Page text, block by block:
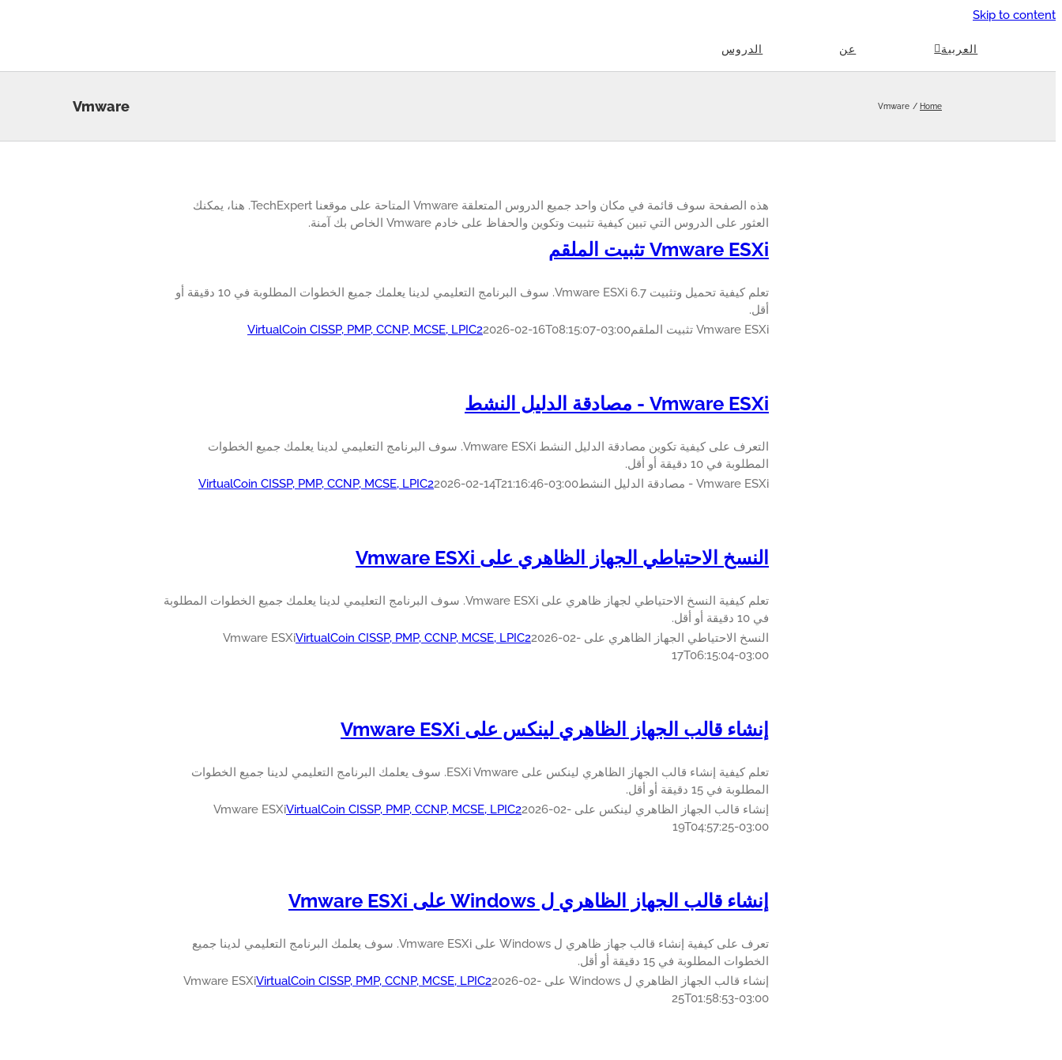
Skip to content
الدروس عن العربية
Vmware Home
Vmware
هذه الصفحة سوف قائمة في مكان واحد جميع الدروس المتعلقة Vmware المتاحة على موقعنا TechExpert. هنا، يمكنك
العثور على الدروس التي تبين كيفية تثبيت وتكوين والحفاظ على خادم Vmware الخاص بك آمنة.
Vmware ESXi تثبيت الملقم
تعلم كيفية تحميل وتثبيت Vmware ESXi 6.7. سوف البرنامج التعليمي لدينا يعلمك جميع الخطوات المطلوبة في 10 دقيقة أو
أقل.
Vmware ESXi تثبيت الملقم
VirtualCoin CISSP, PMP, CCNP, MCSE, LPIC22026-02-16T08:15:07-03:00
Vmware ESXi - مصادقة الدليل النشط
التعرف على كيفية تكوين مصادقة الدليل النشط Vmware ESXi. سوف البرنامج التعليمي لدينا يعلمك جميع الخطوات
المطلوبة في 10 دقيقة أو أقل.
Vmware ESXi - مصادقة الدليل النشط
VirtualCoin CISSP, PMP, CCNP, MCSE, LPIC22026-02-14T21:16:46-03:00
النسخ الاحتياطي الجهاز الظاهري على Vmware ESXi
تعلم كيفية النسخ الاحتياطي لجهاز ظاهري على Vmware ESXi. سوف البرنامج التعليمي لدينا يعلمك جميع الخطوات المطلوبة
في 10 دقيقة أو أقل.
النسخ الاحتياطي الجهاز الظاهري على Vmware ESXi
VirtualCoin CISSP, PMP, CCNP, MCSE, LPIC22026-02-
17T06:15:04-03:00
إنشاء قالب الجهاز الظاهري لينكس على Vmware ESXi
تعلم كيفية إنشاء قالب الجهاز الظاهري لينكس على ESXi Vmware. سوف يعلمك البرنامج التعليمي لدينا جميع الخطوات
المطلوبة في 15 دقيقة أو أقل.
إنشاء قالب الجهاز الظاهري لينكس على Vmware ESXi
VirtualCoin CISSP, PMP, CCNP, MCSE, LPIC22026-02-
19T04:57:25-03:00
إنشاء قالب الجهاز الظاهري ل Windows على Vmware ESXi
تعرف على كيفية إنشاء قالب جهاز ظاهري ل Windows على Vmware ESXi. سوف يعلمك البرنامج التعليمي لدينا جميع
الخطوات المطلوبة في 15 دقيقة أو أقل.
إنشاء قالب الجهاز الظاهري ل Windows على Vmware ESXi
VirtualCoin CISSP, PMP, CCNP, MCSE, LPIC22026-02-
25T01:58:53-03:00